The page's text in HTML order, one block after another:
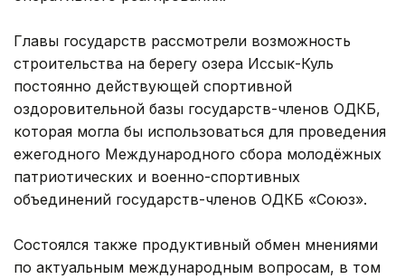
Главы государств рассмотрели возможность
строительства на берегу озера Иссык-Куль
постоянно действующей спортивной
оздоровительной базы государств-членов ОДКБ,
которая могла бы использоваться для проведения
ежегодного Международного сбора молодёжных
патриотических и военно-спортивных
объединений государств-членов ОДКБ «Союз».
Состоялся также продуктивный обмен мнениями
по актуальным международным вопросам, в том